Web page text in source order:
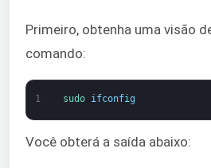
Primeiro, obtenha uma visão
comando:
1 sudo ifconfig
Você obterá a saída abaixo: